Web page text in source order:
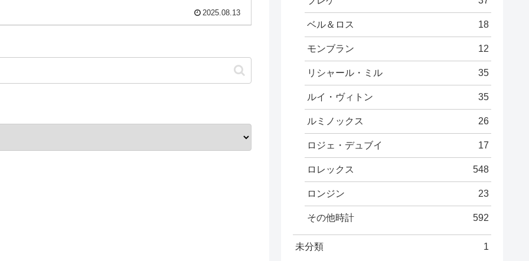
2025.08.13
ベル＆ロス 18
モンブラン 12
リシャール・ミル 35
ルイ・ヴィトン 35
ルミノックス 26
ロジェ・デュブイ 17
ロレックス 548
ロンジン 23
その他時計 592
未分類 1